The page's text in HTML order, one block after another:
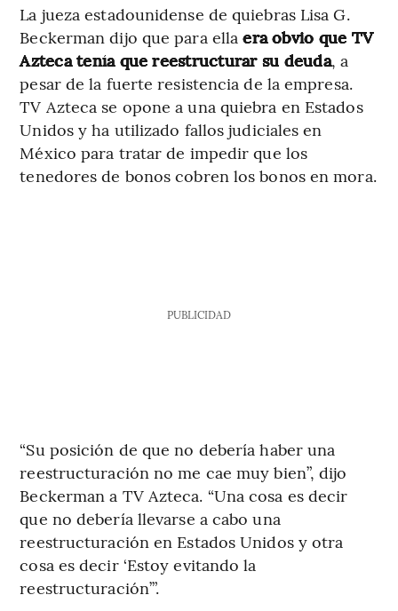
La jueza estadounidense de quiebras Lisa G.
Beckerman dijo que para ellaera obvio que TV
Azteca tenía que reestructurar su deuda, a
pesar de la fuerte resistencia de la empresa.
TV Azteca se opone a una quiebra en Estados
Unidos y ha utilizado fallos judiciales en
México para tratar de impedir que los
tenedores de bonos cobren los bonos en mora.
PUBLICIDAD
“Su posición de que no debería haber una
reestructuración no me cae muy bien”, dijo
Beckerman a TV Azteca. “Una cosa es decir
que no debería llevarse a cabo una
reestructuración en Estados Unidos y otra
cosa es decir ‘Estoy evitando la
reestructuración’”.